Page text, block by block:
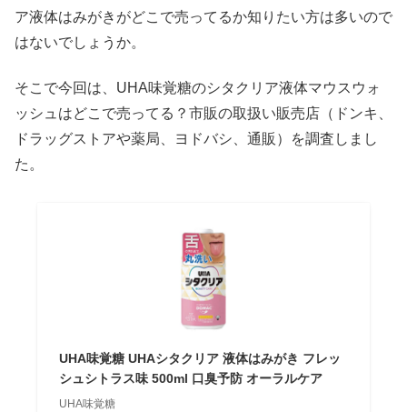
ア液体はみがきがどこで売ってるか知りたい方は多いので
はないでしょうか。
そこで今回は、UHA味覚糖のシタクリア液体マウスウォ
ッシュはどこで売ってる？市販の取扱い販売店（ドンキ、
ドラッグストアや薬局、ヨドバシ、通販）を調査しまし
た。
UHA味覚糖 UHAシタクリア 液体はみがき フレッ
シュシトラス味 500ml 口臭予防 オーラルケア
UHA味覚糖